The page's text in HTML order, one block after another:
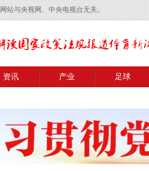
站与央视网、中央电视台无关。
资讯 产业 足球